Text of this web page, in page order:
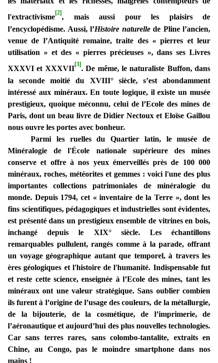
l'extractivisme[2], mais aussi pour les plaisirs de
l’encyclopédisme. Aussi, l’Histoire naturellede Pline l’ancien,
venue de l’Antiquité romaine, traite des « pierres et leur
utilisation » et des « pierres précieuses », dans ses Livres
XXXVI et XXXVII[3]. De même, le naturaliste Buffon, dans
la seconde moitié du XVIII° siècle, s’est abondamment
intéressé aux minéraux. En toute logique, il existe un musée
prestigieux, quoique méconnu, celui de l’Ecole des mines de
Paris, dont un beau livre de Didier Nectoux et Eloïse Gaillou
nous ouvre les portes avec bonheur.
Parmi les ruelles du Quartier latin, le musée de
Minéralogie de l'École nationale supérieure des mines
conserve et offre à nos yeux émerveillés près de 100 000
minéraux, roches, météorites et gemmes : voici l'une des plus
importantes collections patrimoniales de minéralogie du
monde. Depuis 1794, cet « inventaire de la Terre », dont les
fins scientifiques, pédagogiques et industrielles sont évidentes,
est présenté dans un prestigieux ensemble de vitrines en bois,
inchangé depuis le XIX° siècle. Les échantillons
remarquables pullulent, rangés comme à la parade, offrant
un voyage géographique autant que temporel, à travers les
ères géologiques et l'histoire de l'humanité. Indispensable fut
et reste cette science, enseignée à l’Ecole des mines, tant les
minéraux ont une valeur stratégique. Sans oublier combien
ils furent à l’origine de l’usage des couleurs, de la métallurgie,
de la bijouterie, de la cosmétique, de l’imprimerie, de
l’aéronautique et aujourd’hui des plus nouvelles technologies.
Car sans terres rares, sans colombo-tantalite, extraits en
Chine, au Congo, pas le moindre smartphone dans nos
mains !